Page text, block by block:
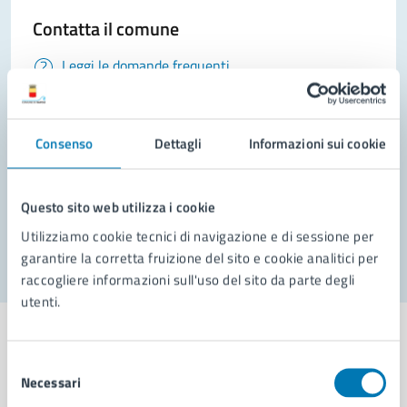
Consenso Dettagli Informazioni sui cookie
Questo sito web utilizza i cookie
Utilizziamo cookie tecnici di navigazione e di sessione per
garantire la corretta fruizione del sito e cookie analitici per
raccogliere informazioni sull'uso del sito da parte degli
utenti.
delNecessari
Contatta il comune
Leggi le domande frequenti
Prenota appuntamento